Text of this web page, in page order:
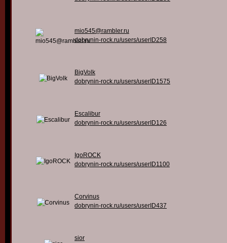
mio545@rambler.ru
dobrynin-rock.ru/users/userID258
BigVolk
dobrynin-rock.ru/users/userID1575
Escalibur
dobrynin-rock.ru/users/userID126
IgoROCK
dobrynin-rock.ru/users/userID1100
Corvinus
dobrynin-rock.ru/users/userID437
sior